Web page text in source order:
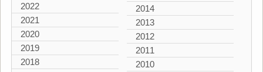
2022
2021
2020
2019
2018
2014
2013
2012
2011
2010